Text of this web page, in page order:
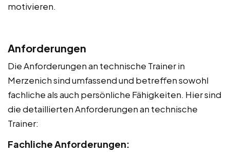
motivieren.
Anforderungen
Die Anforderungen an technische Trainer in
Merzenich sind umfassend und betreffen sowohl
fachliche als auch persönliche Fähigkeiten. Hier sind
die detaillierten Anforderungen an technische
Trainer:
Fachliche Anforderungen: